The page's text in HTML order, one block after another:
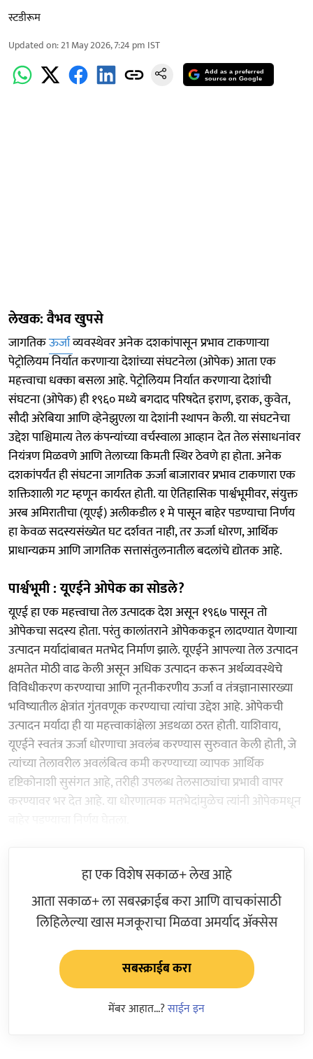
स्टडीरूम
Updated on:21 May 2026, 7:24 pm IST
Add as a preferred
source on Google
लेखक: वैभव खुपसे
जागतिकऊर्जाव्यवस्थेवर अनेक दशकांपासून प्रभाव टाकणाऱ्या
पेट्रोलियम निर्यात करणाऱ्या देशांच्या संघटनेला (ओपेक) आता एक
महत्त्वाचा धक्का बसला आहे. पेट्रोलियम निर्यात करणाऱ्या देशांची
संघटना (ओपेक) ही १९६० मध्ये बगदाद परिषदेत इराण, इराक, कुवेत,
सौदी अरेबिया आणि व्हेनेझुएला या देशांनी स्थापन केली. या संघटनेचा
उद्देश पाश्चिमात्य तेल कंपन्यांच्या वर्चस्वाला आव्हान देत तेल संसाधनांवर
नियंत्रण मिळवणे आणि तेलाच्या किमती स्थिर ठेवणे हा होता. अनेक
दशकांपर्यंत ही संघटना जागतिक ऊर्जा बाजारावर प्रभाव टाकणारा एक
शक्तिशाली गट म्हणून कार्यरत होती. या ऐतिहासिक पार्श्वभूमीवर, संयुक्त
अरब अमिरातीचा (यूएई) अलीकडील १ मे पासून बाहेर पडण्याचा निर्णय
हा केवळ सदस्यसंख्येत घट दर्शवत नाही, तर ऊर्जा धोरण, आर्थिक
प्राधान्यक्रम आणि जागतिक सत्तासंतुलनातील बदलांचे द्योतक आहे.
पार्श्वभूमी : यूएईने ओपेक का सोडले?
यूएई हा एक महत्त्वाचा तेल उत्पादक देश असून १९६७ पासून तो
ओपेकचा सदस्य होता. परंतु कालांतराने ओपेककडून लादण्यात येणाऱ्या
उत्पादन मर्यादांबाबत मतभेद निर्माण झाले. यूएईने आपल्या तेल उत्पादन
क्षमतेत मोठी वाढ केली असून अधिक उत्पादन करून अर्थव्यवस्थेचे
विविधीकरण करण्याचा आणि नूतनीकरणीय ऊर्जा व तंत्रज्ञानासारख्या
भविष्यातील क्षेत्रांत गुंतवणूक करण्याचा त्यांचा उद्देश आहे. ओपेकची
उत्पादन मर्यादा ही या महत्त्वाकांक्षेला अडथळा ठरत होती. याशिवाय,
यूएईने स्वतंत्र ऊर्जा धोरणाचा अवलंब करण्यास सुरुवात केली होती, जे
त्यांच्या तेलावरील अवलंबित्व कमी करण्याच्या व्यापक आर्थिक
दृष्टिकोनाशी सुसंगत आहे, तरीही उपलब्ध तेलसाठ्यांचा प्रभावी वापर
करण्यावर भर देत आहे. या धोरणात्मक मतभेदांमुळेच त्यांनी ओपेकमधून
हा एक विशेष सकाळ+ लेख आहे
आता सकाळ+ ला सबस्क्राईब करा आणि वाचकांसाठी
लिहिलेल्या खास मजकूराचा मिळवा अमर्याद ॲक्सेस
सबस्क्राईब करा
मेंबर आहात...?साईन इन